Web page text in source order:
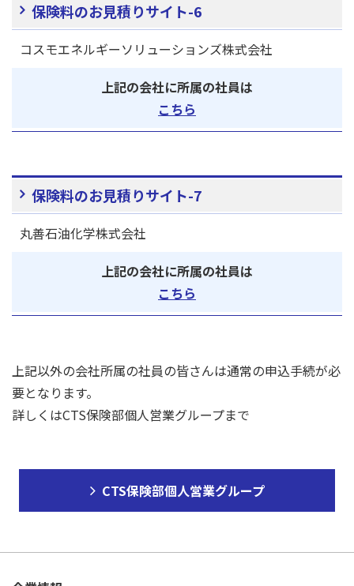
保険料のお見積りサイト-6
コスモエネルギーソリューションズ株式会社
上記の会社に所属の社員は
こちら
保険料のお見積りサイト-7
丸善石油化学株式会社
上記の会社に所属の社員は
こちら
上記以外の会社所属の社員の皆さんは通常の申込手続が必
要となります。
詳しくはCTS保険部個人営業グループまで
CTS保険部個人営業グループ